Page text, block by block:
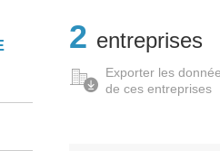
2 entreprises
Exporter les
de ces entreprises